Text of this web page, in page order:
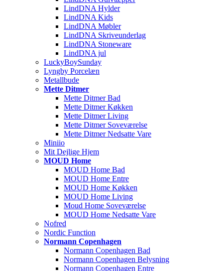
LindDNA Hylder
LindDNA Kids
LindDNA Møbler
LindDNA Skriveunderlag
LindDNA Stoneware
LindDNA jul
LuckyBoySunday
Lyngby Porcelæn
Metallbude
Mette Ditmer
Mette Ditmer Bad
Mette Ditmer Køkken
Mette Ditmer Living
Mette Ditmer Soveværelse
Mette Ditmer Nedsatte Vare
Miniio
Mit Dejlige Hjem
MOUD Home
MOUD Home Bad
MOUD Home Entre
MOUD Home Køkken
MOUD Home Living
Moud Home Soveværelse
MOUD Home Nedsatte Vare
Nofred
Nordic Function
Normann Copenhagen
Normann Copenhagen Bad
Normann Copenhagen Belysning
Normann Copenhagen Entre